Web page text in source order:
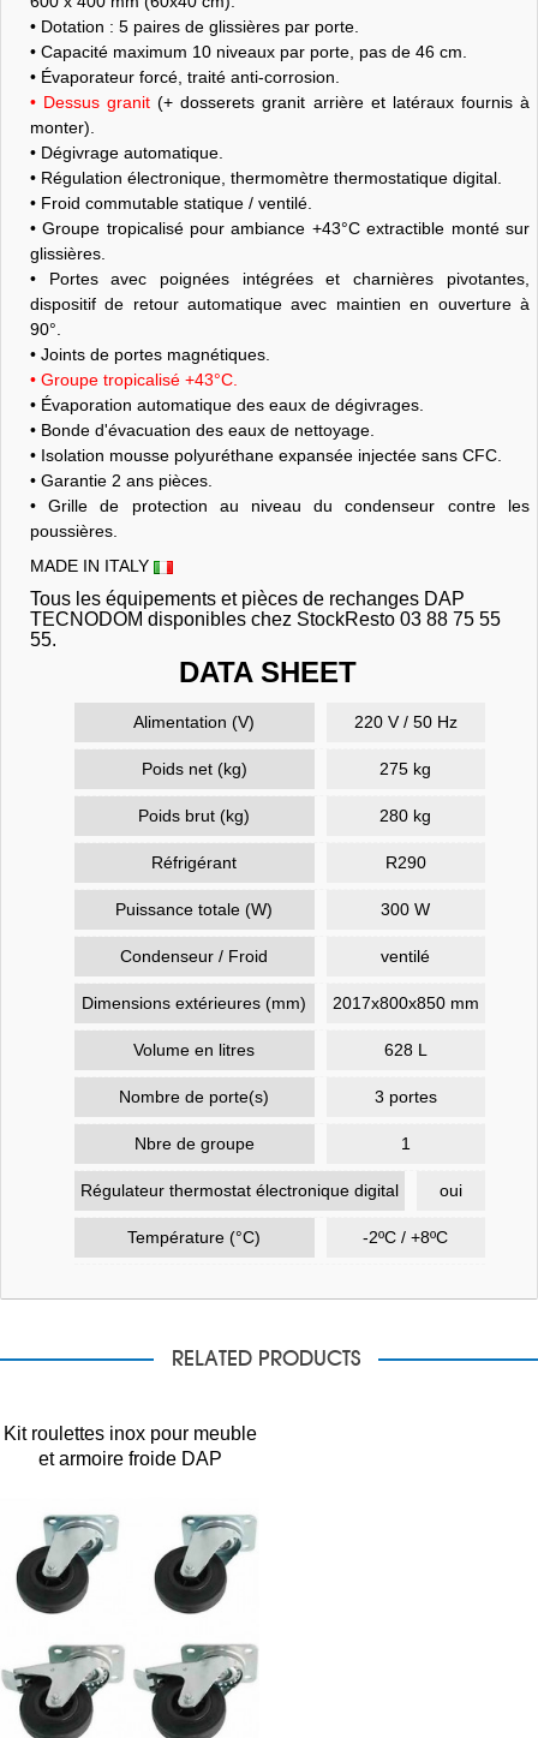
• Dotation : 5 paires de glissières par porte.
• Capacité maximum 10 niveaux par porte, pas de 46 cm.
• Évaporateur forcé, traité anti-corrosion.
• Dessus granit (+ dosserets granit arrière et latéraux fournis à
monter).
• Dégivrage automatique.
• Régulation électronique, thermomètre thermostatique digital.
• Froid commutable statique / ventilé.
• Groupe tropicalisé pour ambiance +43°C extractible monté sur
glissières.
• Portes avec poignées intégrées et charnières pivotantes,
dispositif de retour automatique avec maintien en ouverture à
90°.
• Joints de portes magnétiques.
• Groupe tropicalisé +43°C.
• Évaporation automatique des eaux de dégivrages.
• Bonde d'évacuation des eaux de nettoyage.
• Isolation mousse polyuréthane expansée injectée sans CFC.
• Garantie 2 ans pièces.
• Grille de protection au niveau du condenseur contre les
poussières.
MADE IN ITALY
Tous les équipements et pièces de rechanges DAP
TECNODOM disponibles chez StockResto 03 88 75 55
55.
DATA SHEET
Alimentation (V) 220 V / 50 Hz
Poids net (kg) 275 kg
Poids brut (kg) 280 kg
Réfrigérant R290
Puissance totale (W) 300 W
Condenseur / Froid ventilé
Dimensions extérieures (mm) 2017x800x850 mm
Volume en litres 628 L
Nombre de porte(s) 3 portes
Nbre de groupe 1
Régulateur thermostat électronique digital oui
Température (°C) -2ºC / +8ºC
RELATED PRODUCTS
Kit roulettes inox pour meuble
et armoire froide DAP